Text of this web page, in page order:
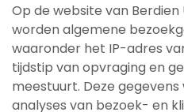
Op de website van
worden algemene
waaronder het IP-adres
tijdstip van opvraging en
meestuurt. Deze
analyses van bezoek- en